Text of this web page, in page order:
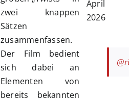
zwei knappen
Sätzen
zusammenfassen.
Der Film bedient
sich dabei an
Elementen von
bereits bekannten
April
2026